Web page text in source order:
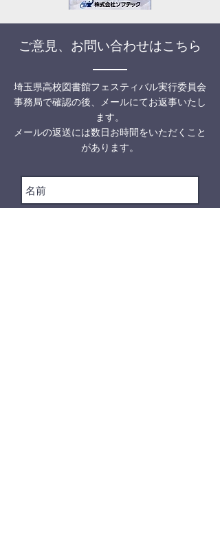
ご意見、お問い合わせはこちら
埼玉県高校図書館フェスティバル実行委員会
事務局で確認の後、メールにてお返事いたし
ます。
メールの返送には数日お時間をいただくこと
があります。